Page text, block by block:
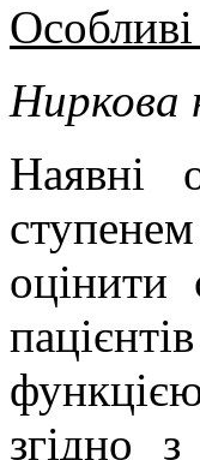
Особливі
Ниркова
Наявні
оцінити
згідно